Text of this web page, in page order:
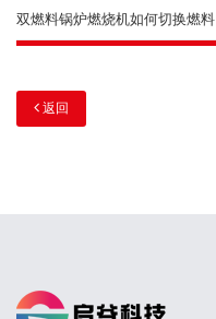
双燃料锅炉燃烧机如何切换燃料
返回